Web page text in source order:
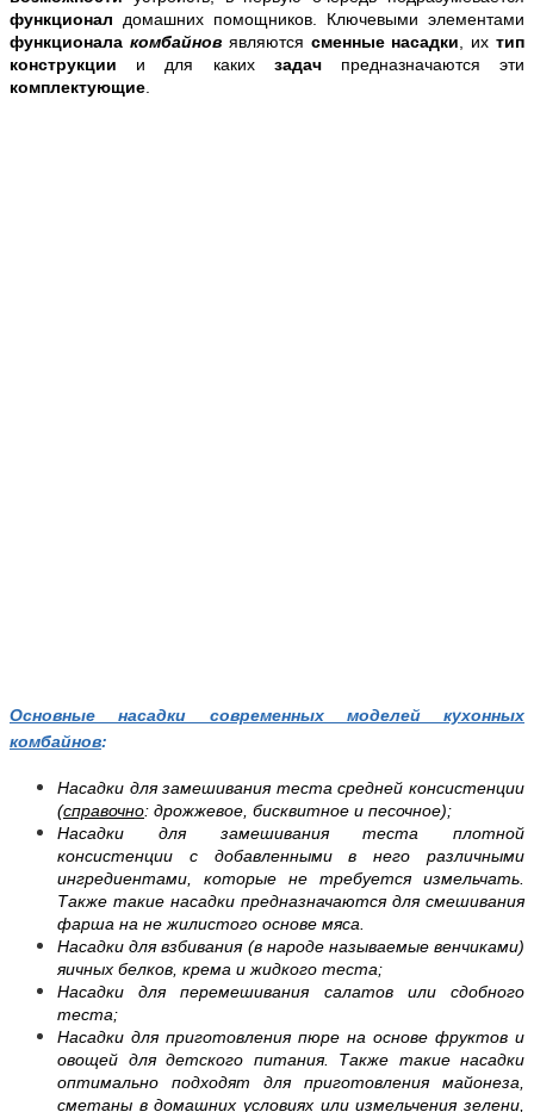
функционал домашних помощников. Ключевыми элементами
функционала комбайнов являются сменные насадки , ихтип
конструкции и для каких задач предназначаются эти
комплектующие
Основные насадки современных моделей кухонных
комбайнов:
Насадки для замешивания теста средней консистенции
(справочно: дрожжевое, бисквитное и песочное);
Насадки для замешивания теста плотной
консистенции с добавленными в него различными
ингредиентами, которые не требуется измельчать.
Также такие насадки предназначаются для смешивания
фарша на не жилистого основе мяса.
Насадки для взбивания (в народе называемые венчиками)
яичных белков, крема и жидкого теста;
Насадки для перемешивания салатов или сдобного
теста;
Насадки для приготовления пюре на основе фруктов и
овощей для детского питания. Также такие насадки
оптимально подходят для приготовления майонеза,
сметаны в домашних условиях или измельчения зелени,